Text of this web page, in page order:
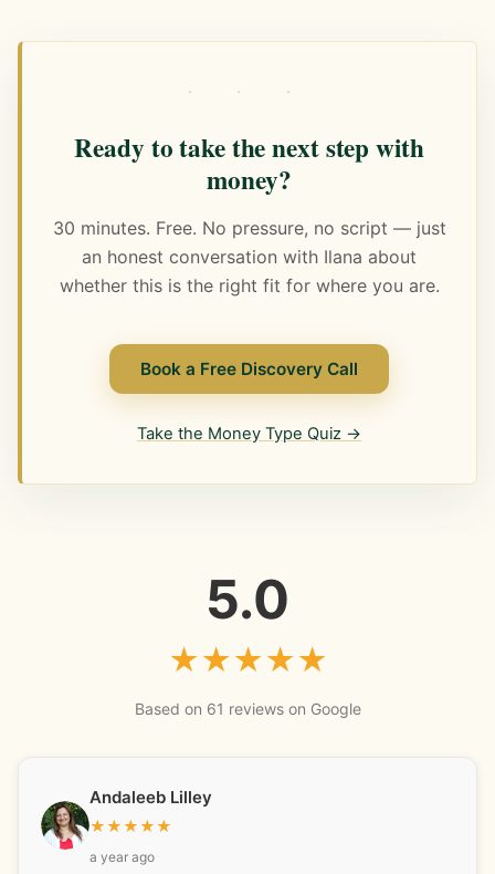
· · ·
Ready to take the next step with
money?
30 minutes. Free. No pressure, no script — just
an honest conversation with Ilana about
whether this is the right fit for where you are.
Book a Free Discovery Call
Take the Money Type Quiz →
5.0
★★★★★
Based on 61 reviews on Google
Andaleeb Lilley
★★★★★
a year ago